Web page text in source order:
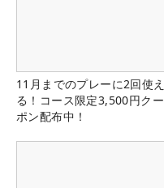
11月までのプレーに2回使え
る！コース限定3,500円クー
ポン配布中！